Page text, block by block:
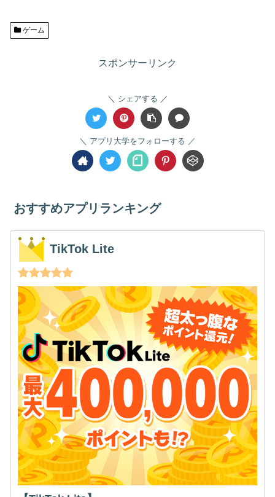
ゲーム
スポンサーリンク
シェアする
アプリ大学をフォローする
おすすめアプリランキング
TikTok Lite